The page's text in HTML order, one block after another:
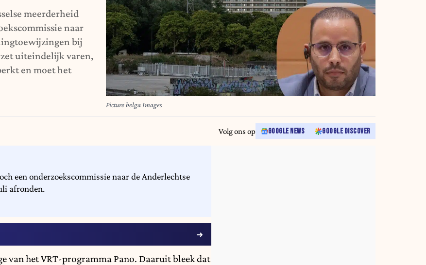
meerderheid
naar
bij
uiteindelijk varen,
en moet het
Picture belga Images
Volg ons op GOOGLE NEWS GOOGLE DISCOVER
een onderzoekscommissie naar de Anderlechtse
afronden.
van hetVRT-programma Pano. Daaruit bleek dat